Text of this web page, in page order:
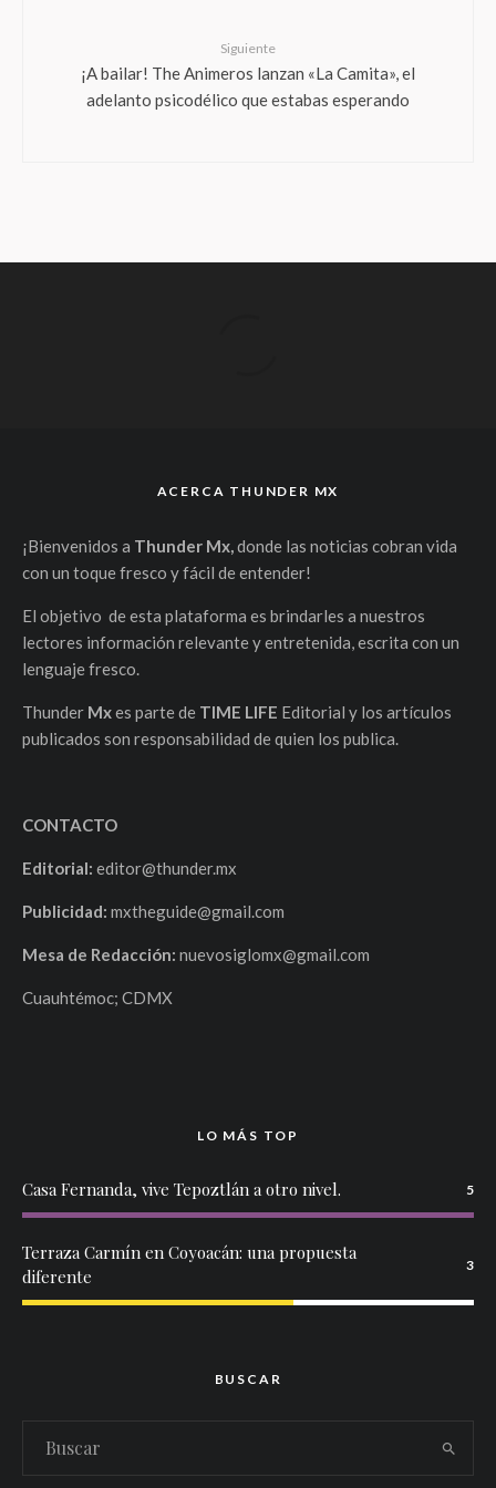
Siguiente
¡A bailar! The Animeros lanzan «La Camita», el
adelanto psicodélico que estabas esperando
ACERCA THUNDER MX
¡Bienvenidos a Thunder Mx,donde las noticias cobran vida
con un toque fresco y fácil de entender!
El objetivo de esta plataforma es brindarles a nuestros
lectores información relevante y entretenida, escrita con un
lenguaje fresco.
Thunder Mxes parte de TIME LIFE Editorial y los artículos
publicados son responsabilidad de quien los publica.
CONTACTO
Editorial: editor@thunder.mx
Publicidad: mxtheguide@gmail.com
Mesa de Redacción: nuevosiglomx@gmail.com
Cuauhtémoc; CDMX
LO MÁS TOP
Casa Fernanda, vive Tepoztlán a otro nivel. 5
Terraza Carmín en Coyoacán: una propuesta
diferente
3
BUSCAR